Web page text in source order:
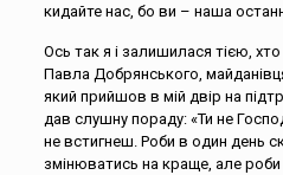
кидайте нас, бо ви – наша
Ось так я і залишилася тією,
Павла Добрянського,
який прийшов в мій двір на
дав слушну пораду: «Ти не
не встигнеш. Роби в один день
змінюватись на краще, але